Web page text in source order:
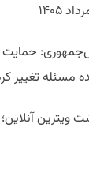
حمایت
مسئله تغییر
آنلاین؛